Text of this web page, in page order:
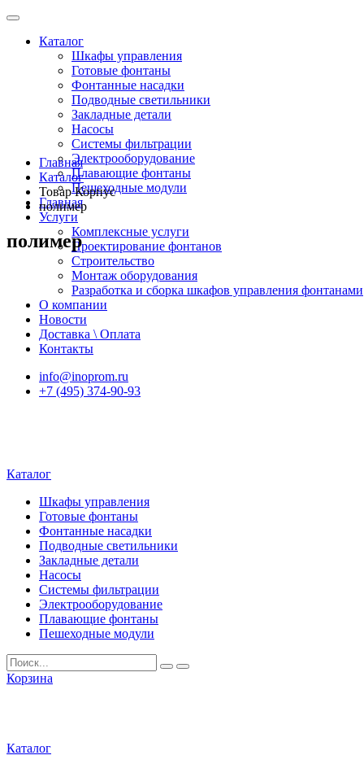
Каталог
Шкафы управления
Готовые фонтаны
Фонтанные насадки
Подводные светильники
Закладные детали
Насосы
Системы фильтрации
Электрооборудование
Плавающие фонтаны
Пешеходные модули
Главная
Услуги
Комплексные услуги
Проектирование фонтанов
Строительство
Монтаж оборудования
Разработка и сборка шкафов управления фонтанами
О компании
Новости
Доставка \ Оплата
Контакты
info@inoprom.ru
+7 (495) 374-90-93
Каталог
Шкафы управления
Готовые фонтаны
Фонтанные насадки
Подводные светильники
Закладные детали
Насосы
Системы фильтрации
Электрооборудование
Плавающие фонтаны
Пешеходные модули
Корзина
Каталог
Главная
Каталог
Товар Корпус
полимер
полимер